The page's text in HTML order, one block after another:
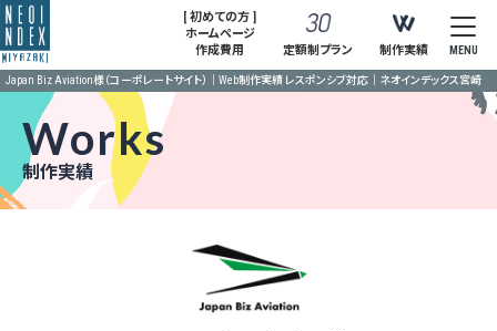
[ 初めての方 ]
ホームページ
作成費用
定額制プラン 制作実績 MENU
Japan Biz Aviation様（コーポレートサイト）｜Web制作実績 レスポンシブ対応｜ネオインデックス宮崎
Works
制作実績